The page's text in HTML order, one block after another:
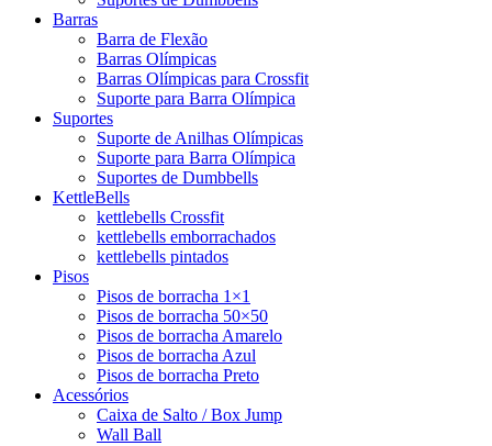
Barras
Barra de Flexão
Barras Olímpicas
Barras Olímpicas para Crossfit
Suporte para Barra Olímpica
Suportes
Suporte de Anilhas Olímpicas
Suporte para Barra Olímpica
Suportes de Dumbbells
KettleBells
kettlebells Crossfit
kettlebells emborrachados
kettlebells pintados
Pisos
Pisos de borracha 1×1
Pisos de borracha 50×50
Pisos de borracha Amarelo
Pisos de borracha Azul
Pisos de borracha Preto
Acessórios
Caixa de Salto / Box Jump
Wall Ball